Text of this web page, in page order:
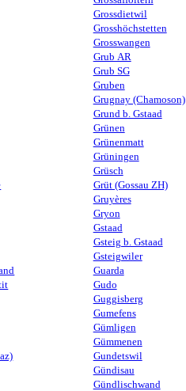
Grossdietwil
Grosshöchstetten
Grosswangen
Grub AR
Grub SG
Gruben
Grugnay (Chamoson)
Grund b. Gstaad
Grünen
Grünenmatt
Grüningen
Grüsch
Grüt (Gossau ZH)
Gruyères
Gryon
Gstaad
Gsteig b. Gstaad
Gsteigwiler
Guarda
Gudo
Guggisberg
Gumefens
Gümligen
Gümmenen
Gundetswil
Gündisau
Gündlischwand